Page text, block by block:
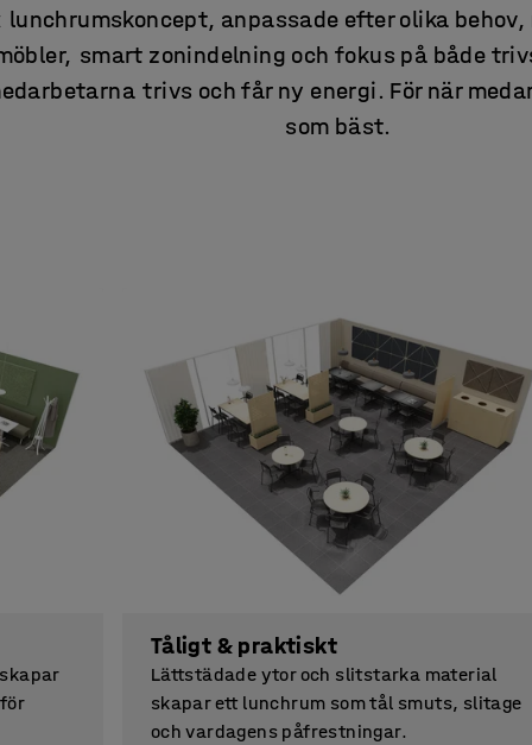
anpassade efter olika
smart zonindelning och fokus på både
trivs och får ny energi. För när
som bäst.
Tåligt & praktiskt
Lättstädade ytor och slitstarka material
skapar ett lunchrum som tål smuts, slitage
och vardagens påfrestningar.